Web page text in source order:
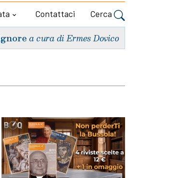
Contattaci Cerca
a cura di Ermes Dovico